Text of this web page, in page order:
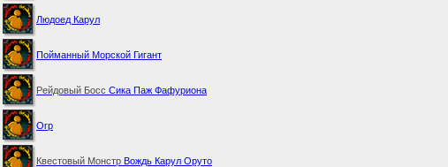
Людоед Карул
Пойманный Морской Гигант
Рейдовый Босс Сика Паж Фафуриона
Огр
Квестовый Монстр Вождь Карул Оруто